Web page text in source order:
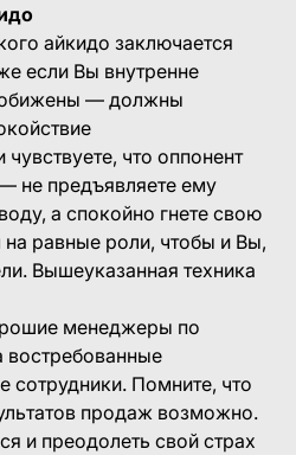
айкидо заключается
если Вы внутренне
обижены — должны
что оппонент
не предъявляете ему
а спокойно гнете свою
равные роли, чтобы и Вы,
Вышеуказанная техника
менеджеры по
востребованные
сотрудники. Помните, что
продаж возможно.
и преодолеть свой страх